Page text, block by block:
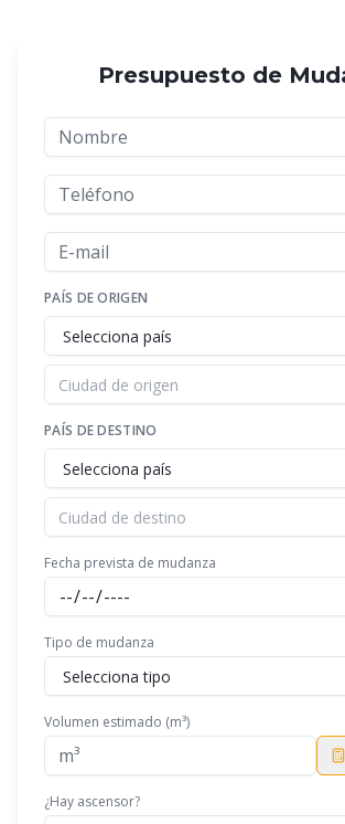
Presupuesto de
PAÍS DE ORIGEN
PAÍS DE DESTINO
Fecha prevista de mudanza
Tipo de mudanza
Volumen estimado (m³)
¿Hay ascensor?